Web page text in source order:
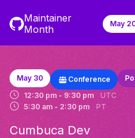
Maintainer
Month
May
May 30 Conference
12:30 pm - 9:30 pm
UTC
5:30 am - 2:30 pm
PT
Cumbuca Dev